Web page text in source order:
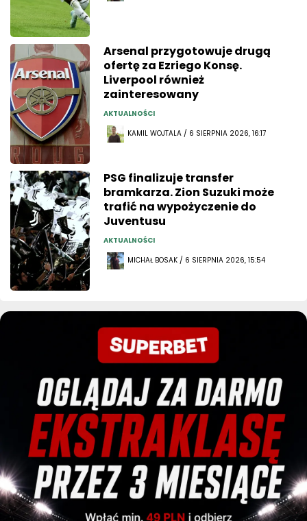
Arsenal przygotowuje drugą
ofertę za Ezriego Konsę.
Liverpool również
zainteresowany
AKTUALNOŚCI
KAMIL WOJTALA / 6 SIERPNIA 2026, 16:17
PSG finalizuje transfer
bramkarza. Zion Suzuki może
trafić na wypożyczenie do
Juventusu
AKTUALNOŚCI
MICHAŁ BOSAK / 6 SIERPNIA 2026, 15:54